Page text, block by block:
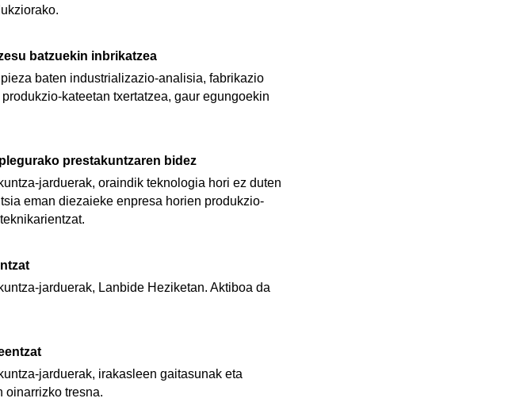
batzuekin inbrikatzea
baten industrializazio-analisia, fabrikazio
kateetan txertatzea, gaur egungoekin
prestakuntzaren bidez
jarduerak, oraindik teknologia hori ez duten
eman diezaieke enpresa horien produkzio-
jarduerak, Lanbide Heziketan. Aktiboa da
jarduerak, irakasleen gaitasunak eta
oinarrizko tresna.